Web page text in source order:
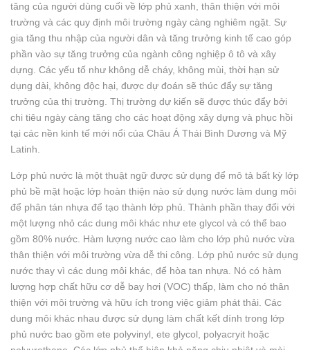
tăng của người dùng cuối về lớp phủ xanh, thân thiện với môi
trường và các quy định môi trường ngày càng nghiêm ngặt. Sự
gia tăng thu nhập của người dân và tăng trưởng kinh tế cao góp
phần vào sự tăng trưởng của ngành công nghiệp ô tô và xây
dựng. Các yếu tố như không dễ cháy, không mùi, thời hạn sử
dụng dài, không độc hại, được dự đoán sẽ thúc đẩy sự tăng
trưởng của thị trường. Thị trường dự kiến ​​sẽ được thúc đẩy bởi
chi tiêu ngày càng tăng cho các hoạt động xây dựng và phục hồi
tại các nền kinh tế mới nổi của Châu Á Thái Bình Dương và Mỹ
Latinh.
Lớp phủ nước là một thuật ngữ được sử dụng để mô tả bất kỳ lớp
phủ bề mặt hoặc lớp hoàn thiện nào sử dụng nước làm dung môi
để phân tán nhựa để tạo thành lớp phủ. Thành phần thay đổi với
một lượng nhỏ các dung môi khác như ete glycol và có thể bao
gồm 80% nước. Hàm lượng nước cao làm cho lớp phủ nước vừa
thân thiện với môi trường vừa dễ thi công. Lớp phủ nước sử dụng
nước thay vì các dung môi khác, để hòa tan nhựa. Nó có hàm
lượng hợp chất hữu cơ dễ bay hơi (VOC) thấp, làm cho nó thân
thiện với môi trường và hữu ích trong việc giảm phát thải. Các
dung môi khác nhau được sử dụng làm chất kết dính trong lớp
phủ nước bao gồm ete polyvinyl, ete glycol, polyacryit hoặc